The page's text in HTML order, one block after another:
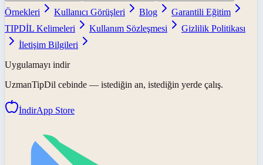
Örnekleri
Kullanıcı Görüşleri Blog
Garantili Eğitim
TIPDİL Kelimeleri
Kullanım Sözleşmesi
Gizlilik Politikası
İletişim Bilgileri
Uygulamayı indir
UzmanTipDil cebinde — istediğin an, istediğin yerde çalış.
İndirApp Store